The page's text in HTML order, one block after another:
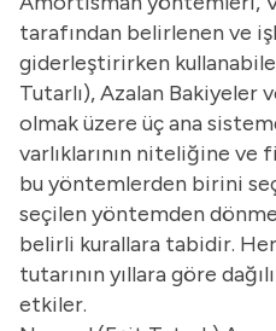
tarafından belirlenen ve
giderleştirirken
Tutarlı), Azalan Bakiyeler
olmak üzere üç ana
varlıklarının niteliğine
bu yöntemlerden birini
seçilen yöntemden
belirli kurallara tabidir.
tutarının yıllara göre
etkiler.